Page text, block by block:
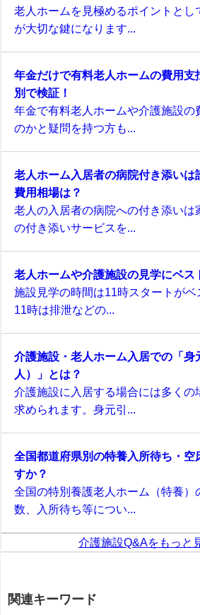
老人ホームを見極めるポイントとし
が大切な鍵になります...
年金だけで有料老人ホームの費用支
別で検証！
年金で有料老人ホームや介護施設の
のかと疑問を持つ方も...
老人ホーム入居者の病院付き添いは
費用相場は？
老人の入居者の病院への付き添いは
の付き添いサービスを...
老人ホームや介護施設の見学にベス
施設見学の時間は11時スタートがベ
11時は排泄などの...
介護施設・老人ホーム入居での「身
人）」とは？
介護施設に入居する場合には多くの
求められます。身元引...
全国都道府県別の特養入所待ち・空
すか？
全国の特別養護老人ホーム（特養）
数、入所待ち等につい...
介護施設Q&Aをもっと
関連キーワード